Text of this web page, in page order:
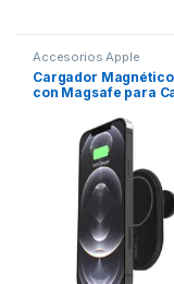
Accesorios Apple
Cargador
con Magsafe para